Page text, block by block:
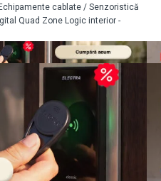
Echipamente cablate / Senzoristică
Quad Zone Logic interior -